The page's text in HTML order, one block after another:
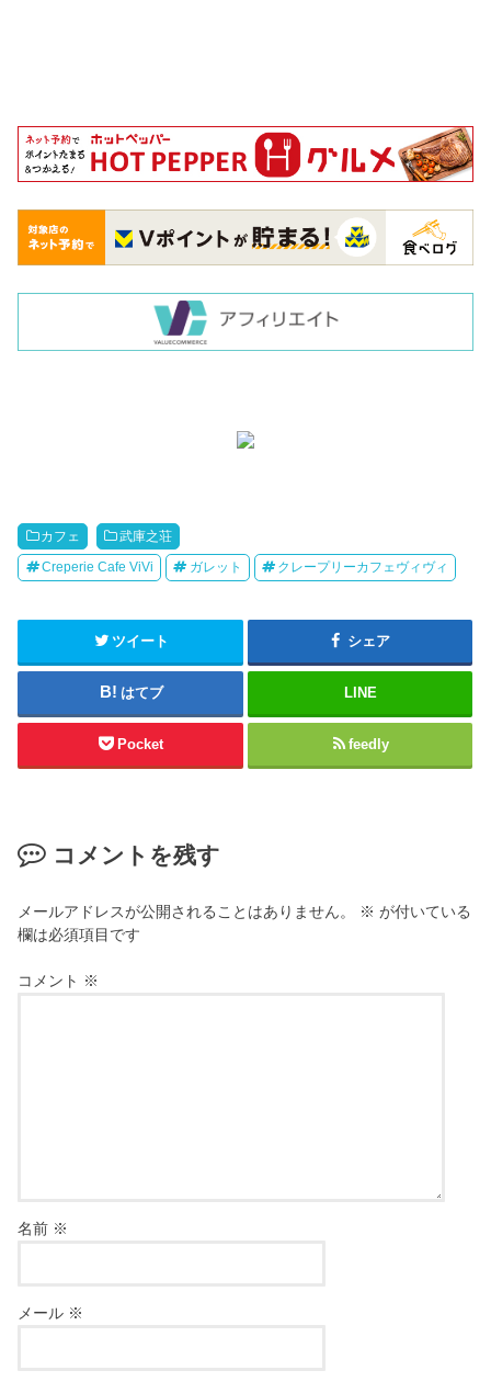
カフェ 武庫之荘
Creperie Cafe ViVi ガレット クレープリーカフェヴィヴィ
ツイート シェア
はてブ LINE
Pocket feedly
コメントを残す
メールアドレスが公開されることはありません。 ※ が付いている
欄は必須項目です
コメント ※
名前 ※
メール ※